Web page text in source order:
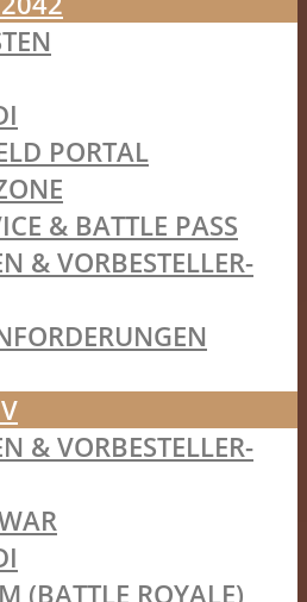
PORTAL
& BATTLE PASS
& VORBESTELLER-
& VORBESTELLER-